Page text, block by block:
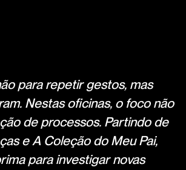
para repetir gestos, mas
Nestas oficinas, o foco não
de processos. Partindo de
e A Coleção do Meu Pai,
para investigar novas